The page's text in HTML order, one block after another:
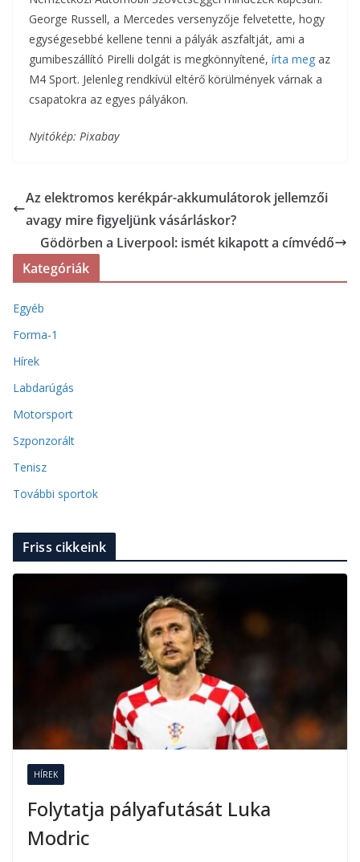
George Russell, a Mercedes versenyzője felvetette, hogy
egységesebbé kellene tenni a pályák aszfaltját, ami a
gumibeszállító Pirelli dolgát is megkönnyítené, írta meg az
M4 Sport. Jelenleg rendkívül eltérő körülmények várnak a
csapatokra az egyes pályákon.
Nyitókép: Pixabay
Az elektromos kerékpár-akkumulátorok jellemzői
avagy mire figyeljünk vásárláskor?
Gödörben a Liverpool: ismét kikapott a címvédő
Kategóriák
Egyéb
Forma-1
Hírek
Labdarúgás
Motorsport
Szponzorált
Tenisz
További sportok
Friss cikkeink
HÍREK
Folytatja pályafutását Luka
Modric